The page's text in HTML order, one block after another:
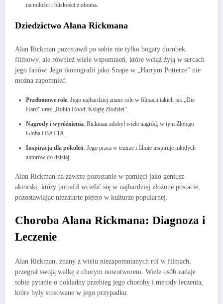
na miłości i bliskości z oboma.
Dziedzictwo Alana Rickmana
Alan Rickman pozostawił po sobie nie tylko bogaty dorobek
filmowy, ale również wiele wspomnień, które wciąż żyją w sercach
jego fanów. Jego ikonografii jako Snape w „Harrym Potterze” nie
można zapomnieć.
Przełomowe role: Jego najbardziej znane role w filmach takich jak „Die
Hard” oraz „Robin Hood: Książę Złodziei”.
Nagrody i wyróżnienia: Rickman zdobył wiele nagród, w tym Złotego
Globa i BAFTA.
Inspiracja dla pokoleń: Jego praca w teatrze i filmie inspiruje młodych
aktorów do dzisiaj.
Alan Rickman na zawsze pozostanie w pamięci jako geniusz
aktorski, który potrafił wcielić się w najbardziej złożone postacie,
pozostawiając niezatarte piętno w kulturze popularnej.
Choroba Alana Rickmana: Diagnoza i
Leczenie
Alan Rickman, znany z wielu niezapomnianych ról w filmach,
przegrał swoją walkę z chorym nowotworem. Wiele osób zadaje
sobie pytanie o dokładny przebieg jego choroby i metody leczenia,
które były stosowane w jego przypadku.